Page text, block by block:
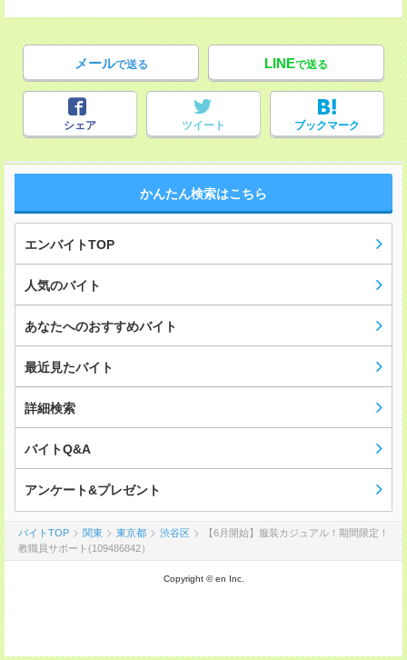
メールで送る LINEで送る
シェア ツイート ブックマーク
かんたん検索はこちら
エンバイトTOP
人気のバイト
あなたへのおすすめバイト
最近見たバイト
詳細検索
バイトQ&A
アンケート&プレゼント
バイトTOP 関東 東京都 渋谷区
【6月開始】服装カジュアル！期間限定！
教職員サポート(109486842）
Copyright © en Inc.